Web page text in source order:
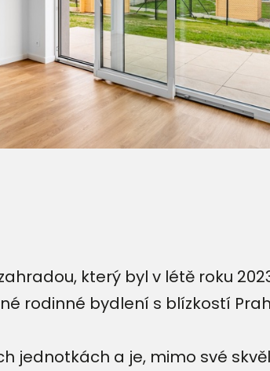
který byl v létě roku
rodinné bydlení s blízkostí
jednotkách a je, mimo své